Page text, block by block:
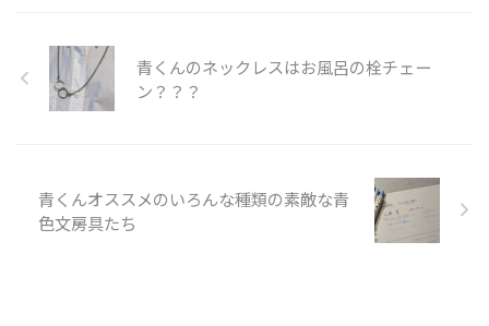
青くんのネックレスはお風呂の栓チェー
ン？？？
青くんオススメのいろんな種類の素敵な青
色文房具たち